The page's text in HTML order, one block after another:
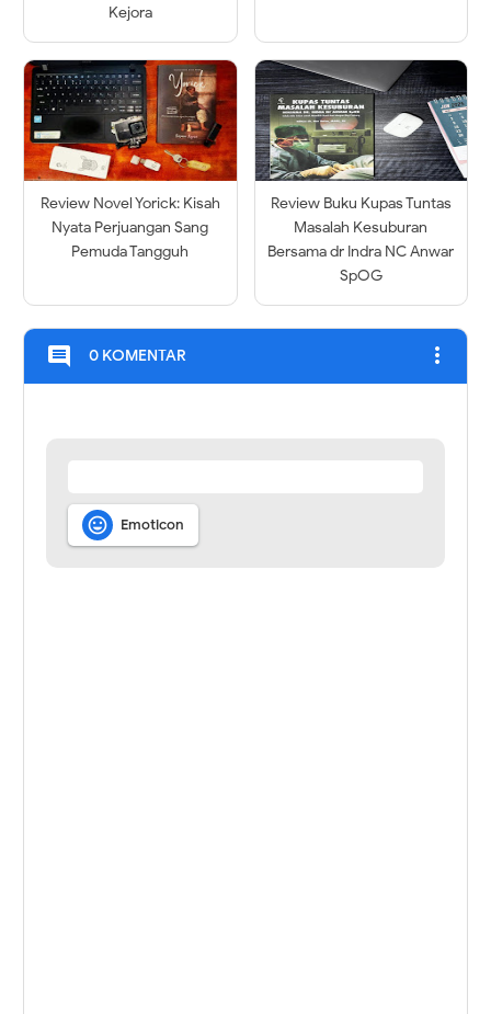
Kejora
Review Novel Yorick: Kisah
Nyata Perjuangan Sang
Pemuda Tangguh
Review Buku Kupas Tuntas
Masalah Kesuburan
Bersama dr Indra NC Anwar
SpOG
comment 0 KOMENTAR more_vert
 Emoticon